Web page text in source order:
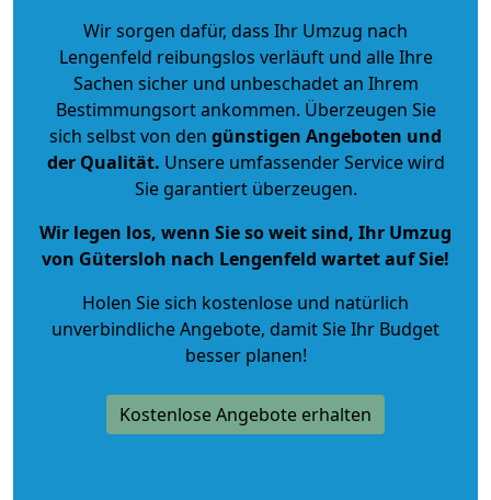
Wir sorgen dafür, dass Ihr Umzug nach
Lengenfeld reibungslos verläuft und alle Ihre
Sachen sicher und unbeschadet an Ihrem
Bestimmungsort ankommen. Überzeugen Sie
sich selbst von den günstigen Angeboten und
der Qualität. Unsere umfassender Service wird
Sie garantiert überzeugen.
Wir legen los, wenn Sie so weit sind, Ihr Umzug
von Gütersloh nach Lengenfeld wartet auf Sie!
Holen Sie sich kostenlose und natürlich
unverbindliche Angebote, damit Sie Ihr Budget
besser planen!
Kostenlose Angebote erhalten